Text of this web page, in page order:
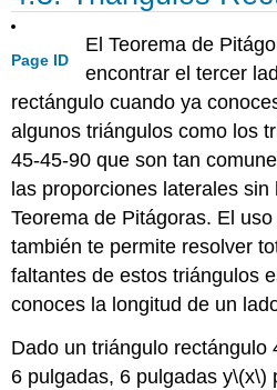
Page ID
El Teorema de
encontrar el tercer
rectángulo cuando ya
algunos triángulos como los
45-45-90 que son tan
las proporciones laterales sin
Teorema de Pitágoras. El
también te permite resolver
faltantes de estos triángulos
conoces la longitud de un
Dado un triángulo rectángulo
6 pulgadas, 6 pulgadas y\(x\)